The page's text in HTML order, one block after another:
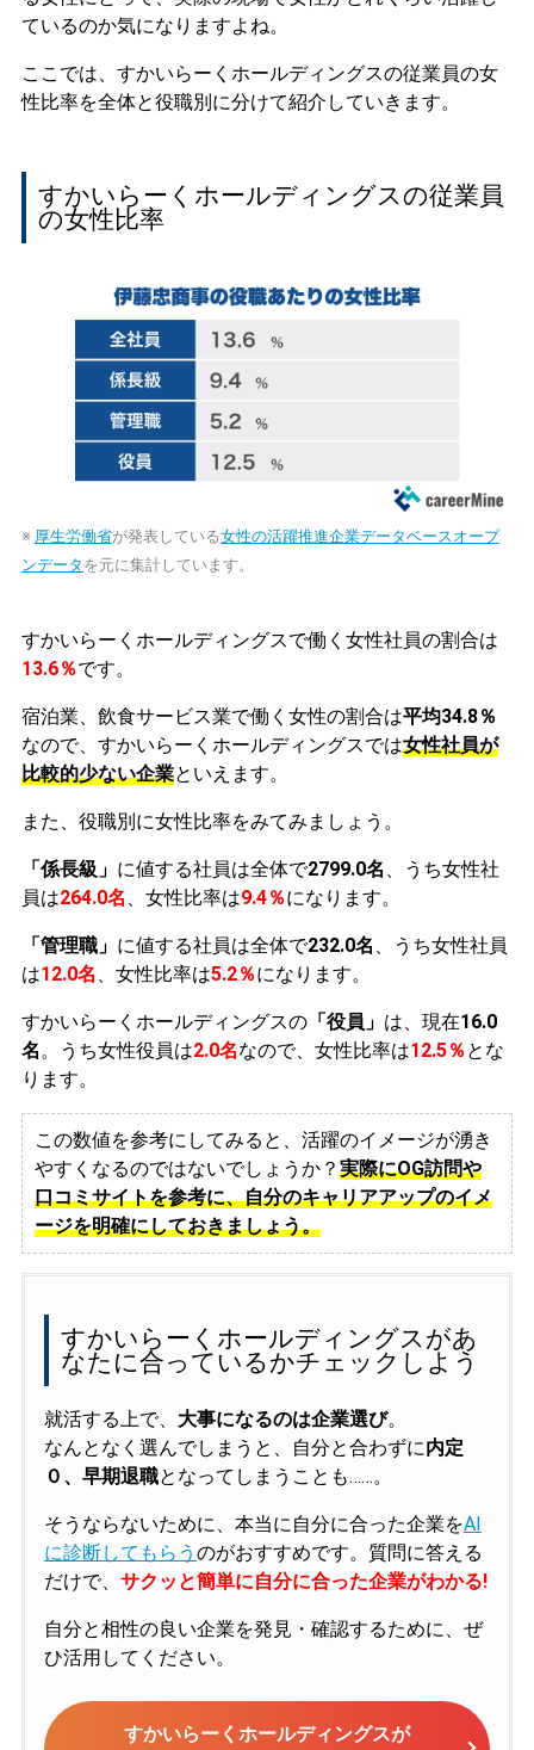
ているのか気になりますよね。
ここでは、すかいらーくホールディングスの従業員の女
性比率を全体と役職別に分けて紹介していきます。
すかいらーくホールディングスの従業員
の女性比率
※ 厚生労働省が発表している女性の活躍推進企業データベースオープ
ンデータ を元に集計しています。
すかいらーくホールディングスで働く女性社員の割合は
13.6％です。
宿泊業、飲食サービス業で働く女性の割合は平均34.8％
なので、すかいらーくホールディングスでは女性社員が
比較的少ない企業といえます。
また、役職別に女性比率をみてみましょう。
「係長級」 に値する社員は全体で2799.0名 、うち女性社
員は264.0名 、女性比率は9.4％になります。
「管理職」 に値する社員は全体で232.0名 、うち女性社員
は12.0名 、女性比率は5.2％になります。
すかいらーくホールディングスの「役員」 は、現在16.0
名。うち女性役員は2.0名なので、女性比率は12.5％ とな
ります。
この数値を参考にしてみると、活躍のイメージが湧き
やすくなるのではないでしょうか？ 実際にOG訪問や
口コミサイトを参考に、自分のキャリアアップのイメ
ージを明確にしておきましょう。
すかいらーくホールディングスがあ
なたに合っているかチェックしよう
就活する上で、 大事になるのは企業選び。
なんとなく選んでしまうと、自分と合わずに内定
０、早期退職となってしまうことも……。
そうならないために、本当に自分に合った企業をAI
に診断してもらう のがおすすめです。質問に答える
だけで、 サクッと簡単に自分に合った企業がわかる!
自分と相性の良い企業を発見・確認するために、ぜ
ひ活用してください。
すかいらーくホールディングスが